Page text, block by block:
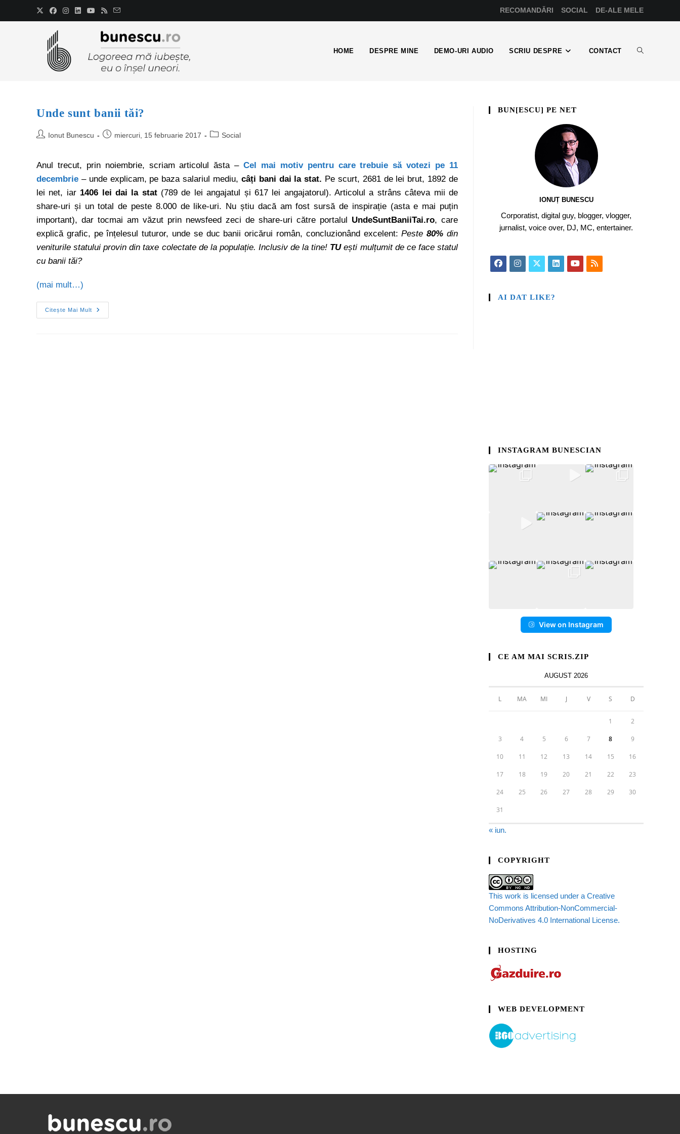
RECOMANDĂRI SOCIAL DE-ALE MELE
HOME DESPRE MINE DEMO-URI AUDIO SCRIU DESPRE CONTACT
Unde sunt banii tăi?
Ionut Bunescu miercuri, 15 februarie 2017 Social
Anul trecut, prin noiembrie, scriam articolul ăsta –Cel mai motiv pentru care trebuie să votezi pe 11
decembrie – unde explicam, pe baza salariul mediu, câți bani dai la stat. Pe scurt, 2681 de lei brut, 1892 de
lei net, iar 1406 lei dai la stat(789 de lei angajatul și 617 lei angajatorul). Articolul a strâns câteva mii de
share-uri și un total de peste 8.000 de like-uri. Nu știu dacă am fost sursă de inspirație (asta e mai puțin
important), dar tocmai am văzut prin newsfeed zeci de share-uri către portalul UndeSuntBaniiTai.ro, care
explică grafic, pe înțelesul tuturor, unde se duc banii oricărui român, concluzionând excelent:Peste80% din
veniturile statului provin din taxe colectate de la populație. Inclusiv de la tine! TUești mulțumit de ce face statul
cu banii tăi?
(mai mult…)
Citește Mai Mult
BUN[ESCU] PE NET
IONUȚ BUNESCU
Corporatist, digital guy, blogger, vlogger,
jurnalist, voice over, DJ, MC, entertainer.
AI DAT LIKE?
INSTAGRAM BUNESCIAN
View on Instagram
CE AM MAI SCRIS.ZIP
AUGUST 2026
L MA MI J V S D
1 2
3 4 5 6 7 8 9
10 11 12 13 14 15 16
17 18 19 20 21 22 23
24 25 26 27 28 29 30
31
« iun.
COPYRIGHT
This work is licensed under a Creative
Commons Attribution-NonCommercial-
NoDerivatives 4.0 International License.
HOSTING
WEB DEVELOPMENT